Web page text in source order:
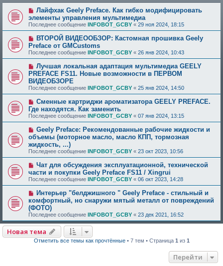
Лайфхак Geely Preface. Как гибко модифицировать
элементы управления мультимедиа
Последнее сообщение INFOBOT_GCBY « 29 ноя 2024, 18:15
ВТОРОЙ ВИДЕООБЗОР: Кастомная прошивка Geely
Preface от GMCustoms
Последнее сообщение INFOBOT_GCBY « 26 янв 2024, 10:43
Лучшая локальная адаптация мультимедиа GEELY
PREFACE FS11. Новые возможности в ПЕРВОМ
ВИДЕОБЗОРЕ
Последнее сообщение INFOBOT_GCBY « 25 янв 2024, 14:50
Сменные картриджи ароматизатора GEELY PREFACE.
Где находятся. Как заменить
Последнее сообщение INFOBOT_GCBY « 07 янв 2024, 13:15
Geely Preface: Рекомендованные рабочие жидкости и
объемы (моторное масло, масло КПП, тормозная
жидкость, ...)
Последнее сообщение INFOBOT_GCBY « 23 окт 2023, 10:56
Чат для обсуждения эксплуатационной, технической
части и покупки Geely Preface FS11 / Xingrui
Последнее сообщение INFOBOT_GCBY « 06 окт 2023, 14:28
Интерьер "белджишного " Geely Preface - стильный и
комфортный, но снаружи мятый металл от повреждений
(ФОТО)
Последнее сообщение INFOBOT_GCBY « 23 дек 2021, 16:52
Новая тема
Отметить все темы как прочтённые• 7 тем • Страница 1 из 1
Перейти